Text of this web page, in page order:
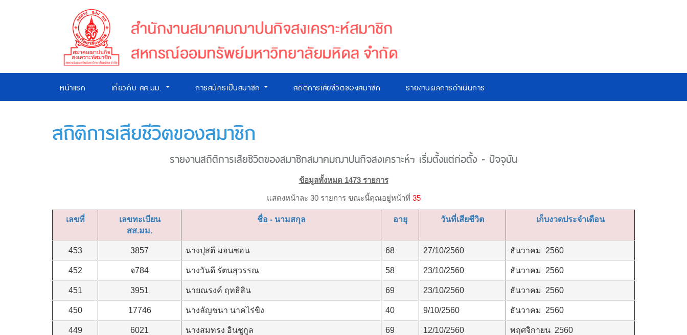
หน้าแรก เกี่ยวกับ สส.มม. การสมัครเป็นสมาชิก สถิติการเสียชีวิตของสมาชิก รายงานผลการดำเนินการ
สถิติการเสียชีวิตของสมาชิก
รายงานสถิติการเสียชีวิตของสมาชิกสมาคมฌาปนกิจสงเคราะห์ฯ เริ่มตั้งแต่ก่อตั้ง - ปัจจุบัน
ข้อมูลทั้งหมด 1473 รายการ
แสดงหน้าละ 30 รายการ ขณะนี้คุณอยู่หน้าที่ 35
เลขที่
เลขทะเบียน
สส.มม.
ชื่อ - นามสกุล อายุ วันที่เสียชีวิต เก็บงวดประจำเดือน
453 3857 นางปุสตี มอนซอน 68 27/10/2560 ธันวาคม 2560
452 จ784 นางวันดี รัตนสุวรรณ 58 23/10/2560 ธันวาคม 2560
451 3951 นายณรงค์ ฤทธิสิน 69 23/10/2560 ธันวาคม 2560
450 17746 นางลัญชนา นาคไร่ขิง 40 9/10/2560 ธันวาคม 2560
449 6021 นางสมทรง อินชูกูล 69 12/10/2560 พฤศจิกายน 2560